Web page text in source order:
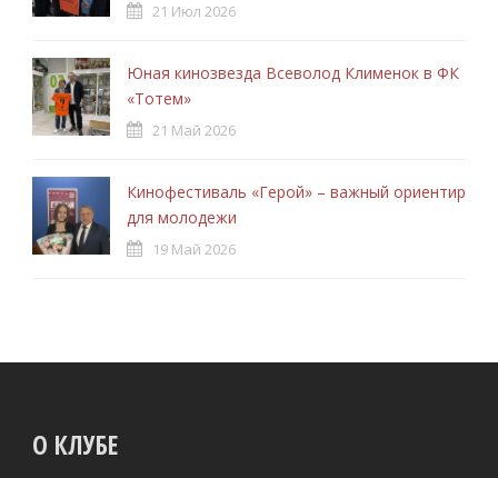
21 Июл 2026
Юная кинозвезда Всеволод Клименок в ФК
«Тотем»
21 Май 2026
Кинофестиваль «Герой» – важный ориентир
для молодежи
19 Май 2026
О КЛУБЕ